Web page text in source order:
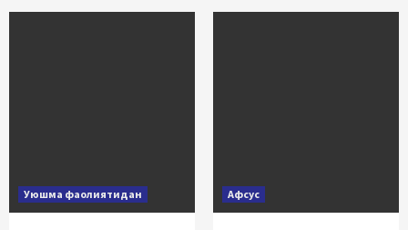
Уюшма фаолиятидан Афсус